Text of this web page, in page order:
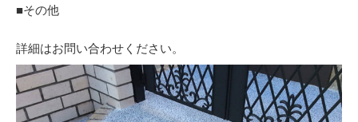
■その他
詳細はお問い合わせください。